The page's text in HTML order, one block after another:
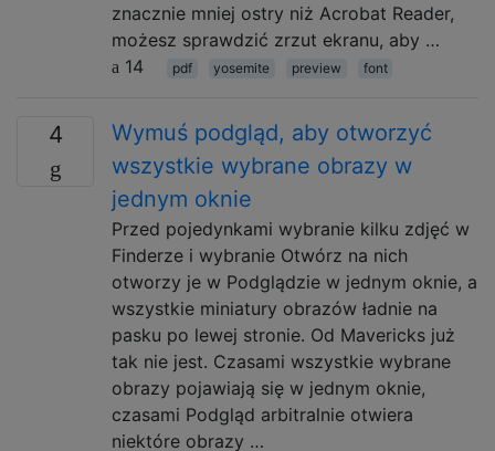
znacznie mniej ostry niż Acrobat Reader,
możesz sprawdzić zrzut ekranu, aby …
14
pdf yosemite preview font
4
Wymuś podgląd, aby otworzyć
wszystkie wybrane obrazy w
jednym oknie
Przed pojedynkami wybranie kilku zdjęć w
Finderze i wybranie Otwórz na nich
otworzy je w Podglądzie w jednym oknie, a
wszystkie miniatury obrazów ładnie na
pasku po lewej stronie. Od Mavericks już
tak nie jest. Czasami wszystkie wybrane
obrazy pojawiają się w jednym oknie,
czasami Podgląd arbitralnie otwiera
niektóre obrazy …